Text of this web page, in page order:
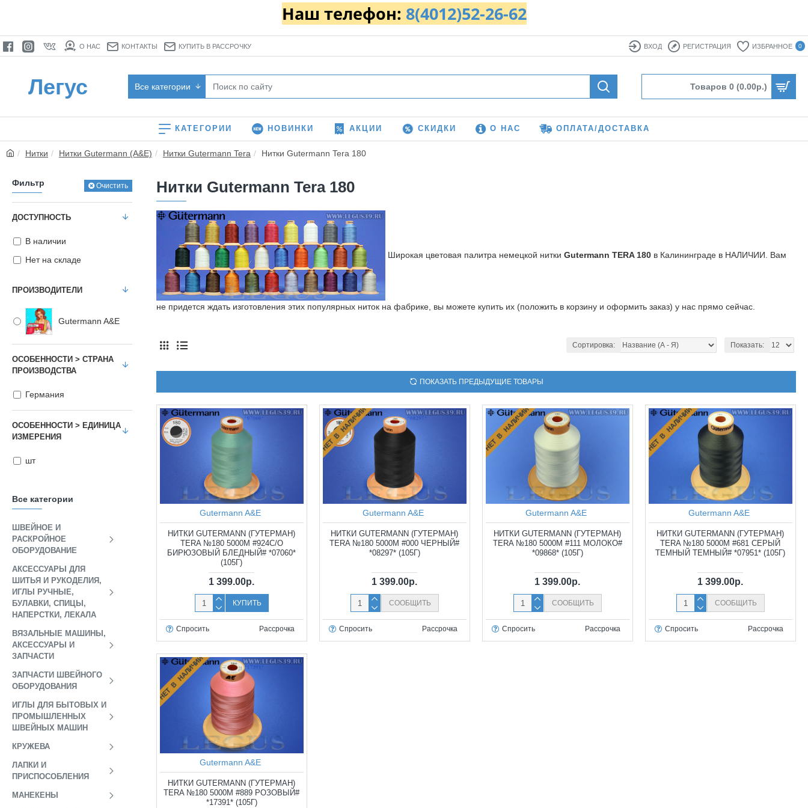
Наш телефон: 8(4012)52-26-62
О НАС КОНТАКТЫ КУПИТЬ В РАССРОЧКУ ВХОД РЕГИСТРАЦИЯ ИЗБРАННОЕ 0
Легус Все категории Товаров 0 (0.00р.)
КАТЕГОРИИ НОВИНКИ АКЦИИ СКИДКИ О НАС ОПЛАТА/ДОСТАВКА
Нитки Нитки Gutermann (A&E) Нитки Gutermann Tera Нитки Gutermann Tera 180
Фильтр Очистить
ПРОИЗВОДИТЕЛИ
Gutermann A&E
ОСОБЕННОСТИ > СТРАНА
ПРОИЗВОДСТВА
Германия
ОСОБЕННОСТИ > ЕДИНИЦА
ИЗМЕРЕНИЯ
шт
ДОСТУПНОСТЬ
В наличии
Нет на складе
Все категории
ШВЕЙНОЕ И
РАСКРОЙНОЕ
ОБОРУДОВАНИЕ
АКСЕССУАРЫ ДЛЯ
ШИТЬЯ И РУКОДЕЛИЯ,
ИГЛЫ РУЧНЫЕ,
БУЛАВКИ, СПИЦЫ,
НАПЕРСТКИ, ЛЕКАЛА
ВЯЗАЛЬНЫЕ МАШИНЫ,
АКСЕССУАРЫ И
ЗАПЧАСТИ
ЗАПЧАСТИ ШВЕЙНОГО
ОБОРУДОВАНИЯ
ИГЛЫ ДЛЯ БЫТОВЫХ И
ПРОМЫШЛЕННЫХ
ШВЕЙНЫХ МАШИН
КРУЖЕВА
ЛАПКИ И
ПРИСПОСОБЛЕНИЯ
МАНЕКЕНЫ
Нитки Gutermann Tera 180
Широкая цветовая палитра немецкой нитки Gutermann TERA 180 в Калининграде в НАЛИЧИИ. Вам
не придется ждать изготовления этих популярных ниток на фабрике, вы можете купить их (положить в корзину и оформить заказ) у нас прямо сейчас.
Сортировка: Показать:
ПОКАЗАТЬ ПРЕДЫДУЩИЕ ТОВАРЫ
Gutermann A&E
НИТКИ GUTERMANN (ГУТЕРМАН)
TERA №180 5000М #924С/О
БИРЮЗОВЫЙ БЛЕДНЫЙ# *07060*
(105Г)
1 399.00р.
КУПИТЬ
Спросить Рассрочка
НЕТ В НАЛИЧИИ
Gutermann A&E
НИТКИ GUTERMANN (ГУТЕРМАН)
TERA №180 5000М #000 ЧЕРНЫЙ#
*08297* (105Г)
1 399.00р.
СООБЩИТЬ
Спросить Рассрочка
НЕТ В НАЛИЧИИ
Gutermann A&E
НИТКИ GUTERMANN (ГУТЕРМАН)
TERA №180 5000М #111 МОЛОКО#
*09868* (105Г)
1 399.00р.
СООБЩИТЬ
Спросить Рассрочка
НЕТ В НАЛИЧИИ
Gutermann A&E
НИТКИ GUTERMANN (ГУТЕРМАН)
TERA №180 5000М #681 СЕРЫЙ
ТЕМНЫЙ ТЕМНЫЙ# *07951* (105Г)
1 399.00р.
СООБЩИТЬ
Спросить Рассрочка
НЕТ В НАЛИЧИИ
Gutermann A&E
НИТКИ GUTERMANN (ГУТЕРМАН)
TERA №180 5000М #889 РОЗОВЫЙ#
*17391* (105Г)